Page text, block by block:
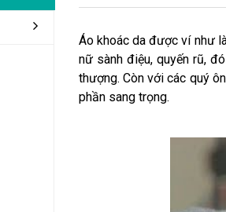
Áo khoác da được ví như
nữ sành điệu, quyến rũ,
thượng. Còn với các quý
phần sang trọng.